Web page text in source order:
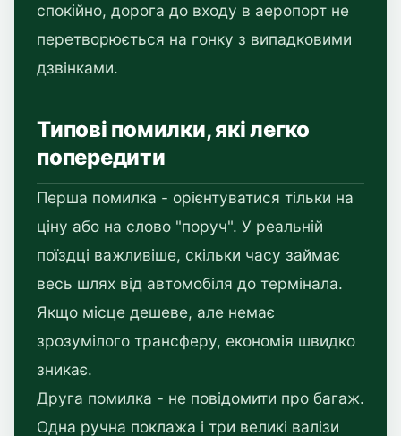
спокійно, дорога до входу в аеропорт не
перетворюється на гонку з випадковими
дзвінками.
Типові помилки, які легко
попередити
Перша помилка - орієнтуватися тільки на
ціну або на слово "поруч". У реальній
поїздці важливіше, скільки часу займає
весь шлях від автомобіля до термінала.
Якщо місце дешеве, але немає
зрозумілого трансферу, економія швидко
зникає.
Друга помилка - не повідомити про багаж.
Одна ручна поклажа і три великі валізи